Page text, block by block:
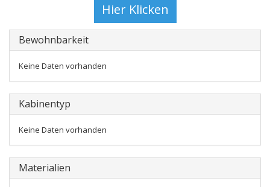
Bewohnbarkeit
Keine Daten vorhanden
Kabinentyp
Keine Daten vorhanden
Materialien